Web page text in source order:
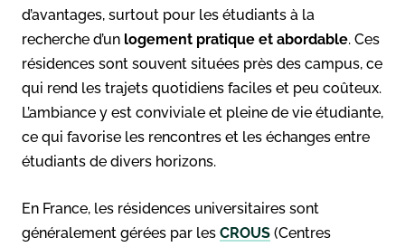
d’avantages, surtout pour les étudiants à la
recherche d’un logement pratique et abordable. Ces
résidences sont souvent situées près des campus, ce
qui rend les trajets quotidiens faciles et peu coûteux.
L’ambiance y est conviviale et pleine de vie étudiante,
ce qui favorise les rencontres et les échanges entre
étudiants de divers horizons.
En France, les résidences universitaires sont
généralement gérées par les CROUS (Centres